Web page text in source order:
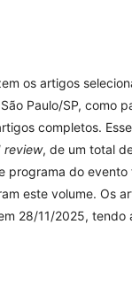
os artigos
Paulo/SP, como
completos.
review, de um total
do
este volume. Os
28/11/2025,